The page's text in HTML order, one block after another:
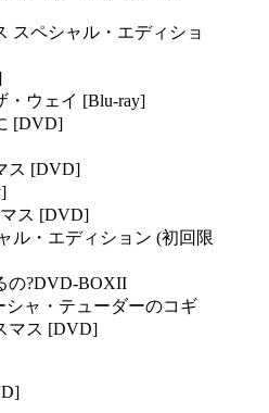
スペシャル・エディショ
・ウェイ [Blu-ray]
[DVD]
ス [DVD]
ス [DVD]
ル・エディション (初回限
の?DVD-BOXII
ャ・テューダーのコギ
マス [DVD]